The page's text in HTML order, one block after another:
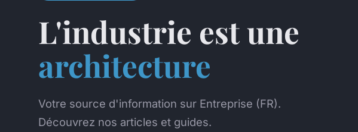
L'industrie est une
architecture
Votre source d'information sur Entreprise (FR).
Découvrez nos articles et guides.